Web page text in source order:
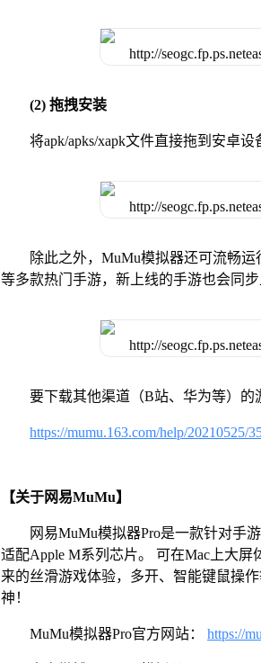
(2) 拖拽安装
将apk/apks/xapk文件直接拖到安卓
除此之外，MuMu模拟器还可流畅
等多款热门手游，新上线的手游也会同步
要下载其他渠道（B站、华为等）的
https://mumu.163.com/help/20210525/
【关于网易MuMu】
网易MuMu模拟器Pro是一款针对手
适配Apple M系列芯片。 可在Mac上大
来的丝滑游戏体验，多开、智能键鼠操
神！
MuMu模拟器Pro官方网站： https://